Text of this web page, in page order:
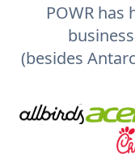
POWR
(besides